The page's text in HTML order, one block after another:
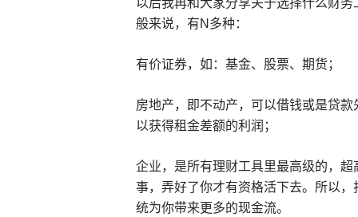
以后我再和大家分享关于选择什么财
般来说，有N多种：
有价证券，如：基金、股票、期货；
房地产，即不动产，可以借钱或是贷
以获得租金差额的利润；
企业，是所有理财工具里最高级的，
事，弄好了你才有资格活下去。所以
统为你带来更多的现金流。